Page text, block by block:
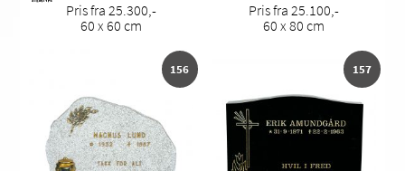
Pris fra 25.300,-
60 x 60 cm
Pris fra 25.100,-
60 x 80 cm
156 157